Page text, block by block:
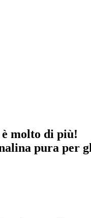
è molto di più!
pura per